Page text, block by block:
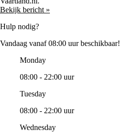
Bekijk bericht »
Hulp nodig?
Vandaag vanaf 08:00 uur beschikbaar!
Monday
08:00 - 22:00 uur
Tuesday
08:00 - 22:00 uur
Wednesday